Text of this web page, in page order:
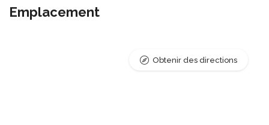
Emplacement
Obtenir des directions